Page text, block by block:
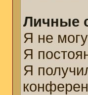
Личные
Я не
Я
Я